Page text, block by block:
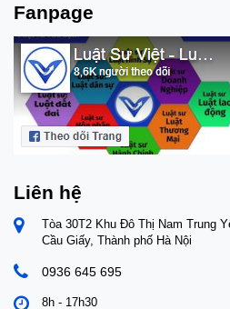
Fanpage
Liên hệ
Tòa 30T2 Khu Đô Thị Nam Trung
Cầu Giấy, Thành phố Hà Nội
0936 645 695
8h - 17h30